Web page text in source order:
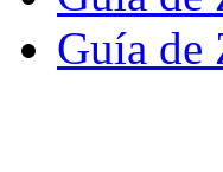
Guía de